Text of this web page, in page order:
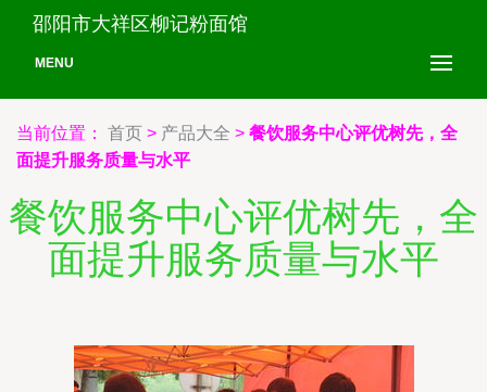
邵阳市大祥区柳记粉面馆
MENU
当前位置： 首页 > 产品大全 > 餐饮服务中心评优树先，全
面提升服务质量与水平
餐饮服务中心评优树先，全
面提升服务质量与水平